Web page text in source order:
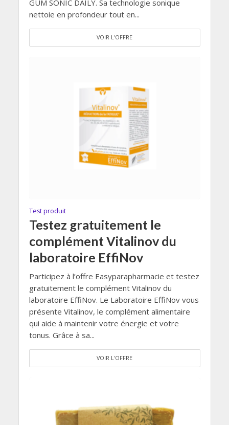
GUM SONIC DAILY. Sa technologie sonique
nettoie en profondeur tout en...
VOIR L'OFFRE
Test produit
Testez gratuitement le
complément Vitalinov du
laboratoire EffiNov
Participez à l’offre Easyparapharmacie et testez
gratuitement le complément Vitalinov du
laboratoire EffiNov. Le Laboratoire EffiNov vous
présente Vitalinov, le complément alimentaire
qui aide à maintenir votre énergie et votre
tonus. Grâce à sa...
VOIR L'OFFRE